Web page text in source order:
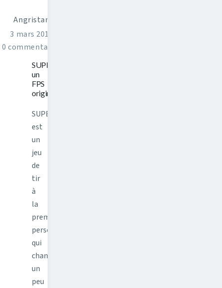
Angristan
3 mars 2016
0 commentaires
SUPERHOT,
un
FPS
original
SUPERHOT
est
un
jeu
de
tir
à
la
première
personne
qui
change
un
peu